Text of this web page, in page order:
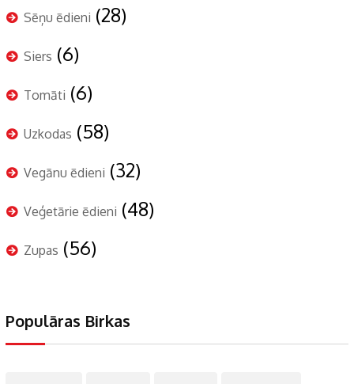
Sēņu ēdieni (28)
Siers (6)
Tomāti (6)
Uzkodas (58)
Vegānu ēdieni (32)
Veģetārie ēdieni (48)
Zupas (56)
Populāras Birkas